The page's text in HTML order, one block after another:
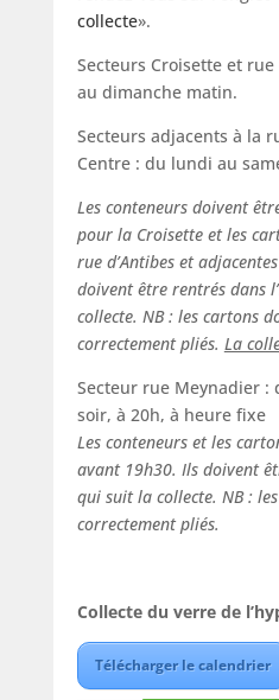
collecte».
Secteurs Croisette et
au dimanche matin.
Secteurs adjacents à la
Centre : du lundi au
Les conteneurs doivent
pour la Croisette et les
rue d’Antibes et
doivent être rentrés dans
collecte. NB : les cartons
correctement pliés. La
Secteur rue Meynadier
soir, à 20h, à heure fixe
Les conteneurs et les
avant 19h30. Ils doivent
qui suit la collecte. NB :
correctement pliés.
Collecte du verre de
Télécharger le calendrier